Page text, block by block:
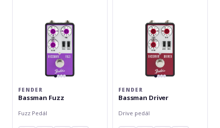
FENDER
Bassman Fuzz
Fuzz Pedál
FENDER
Bassman Driver
Drive pedál